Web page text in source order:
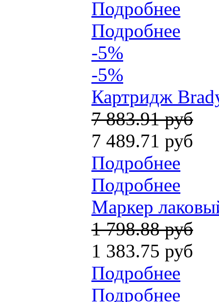
Подробнее
Подробнее
-5%
-5%
Картридж
7 883.91 руб
7 489.71 руб
Подробнее
Подробнее
Маркер
1 798.88 руб
1 383.75 руб
Подробнее
Подробнее